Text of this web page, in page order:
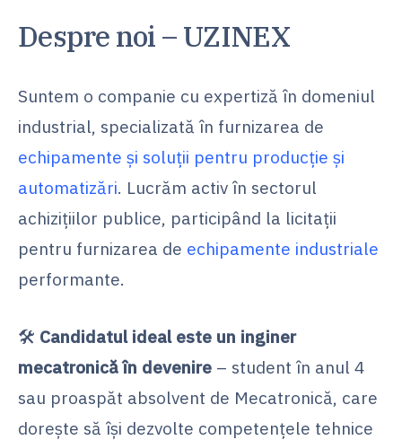
Despre noi – UZINEX
Suntem o companie cu expertiză în domeniul
industrial, specializată în furnizarea de
echipamente și soluții pentru producție și
automatizări. Lucrăm activ în sectorul
achizițiilor publice, participând la licitații
pentru furnizarea de echipamente industriale
performante.
🛠 Candidatul ideal este un inginer
mecatronică în devenire – student în anul 4
sau proaspăt absolvent de Mecatronică, care
dorește să își dezvolte competențele tehnice